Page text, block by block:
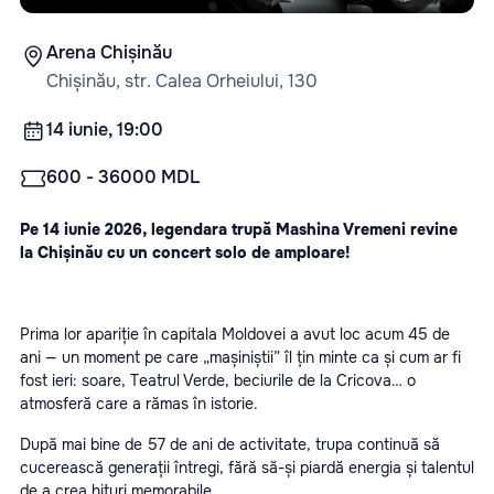
Arena Chișinău
Chișinău, str. Calea Orheiului, 130
14 iunie, 19:00
600 - 36000 MDL
Pe 14 iunie 2026, legendara trupă Mashina Vremeni revine
la Chișinău cu un concert solo de amploare!
Prima lor apariție în capitala Moldovei a avut loc acum 45 de
ani — un moment pe care „mașiniștii” îl țin minte ca și cum ar fi
fost ieri: soare, Teatrul Verde, beciurile de la Cricova… o
atmosferă care a rămas în istorie.
După mai bine de 57 de ani de activitate, trupa continuă să
cucerească generații întregi, fără să-și piardă energia și talentul